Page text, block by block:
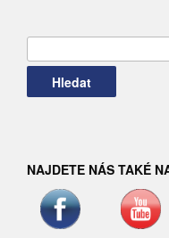
NAJDETE NÁS TAKÉ